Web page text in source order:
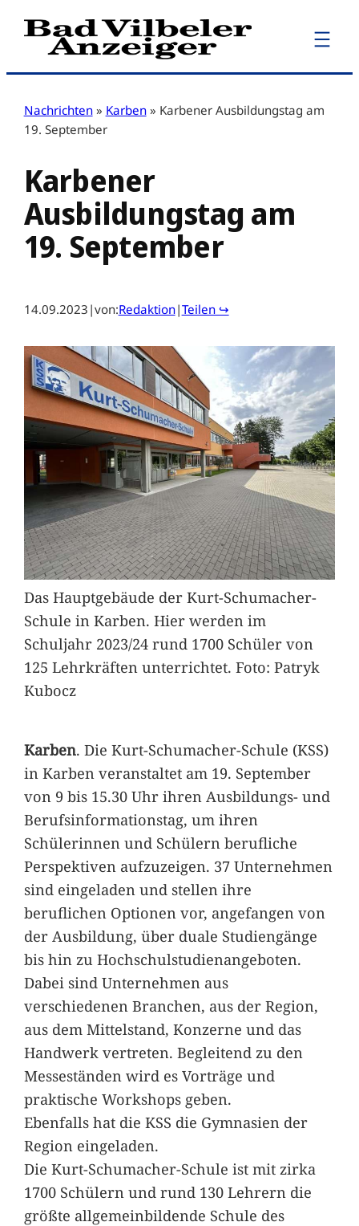
Zum
Inhalt
Nachrichten » Karben » Karbener Ausbildungstag am
19. September
Karbener
Ausbildungstag am
19. September
14.09.2023 |von:Redaktion|Teilen ↪
Das Hauptgebäude der Kurt-Schumacher-
Schule in Karben. Hier werden im
Schuljahr 2023/24 rund 1700 Schüler von
125 Lehrkräften unterrichtet. Foto: Patryk
Kubocz
Karben. Die Kurt-Schumacher-Schule (KSS)
in Karben veranstaltet am 19. September
von 9 bis 15.30 Uhr ihren Ausbildungs- und
Berufsinformationstag, um ihren
Schülerinnen und Schülern berufliche
Perspektiven aufzuzeigen. 37 Unternehmen
sind eingeladen und stellen ihre
beruflichen Optionen vor, angefangen von
der Ausbildung, über duale Studiengänge
bis hin zu Hochschulstudienangeboten.
Dabei sind Unternehmen aus
verschiedenen Branchen, aus der Region,
aus dem Mittelstand, Konzerne und das
Handwerk vertreten. Begleitend zu den
Messeständen wird es Vorträge und
praktische Workshops geben.
Ebenfalls hat die KSS die Gymnasien der
Region eingeladen.
Die Kurt-Schumacher-Schule ist mit zirka
1700 Schülern und rund 130 Lehrern die
größte allgemeinbildende Schule des